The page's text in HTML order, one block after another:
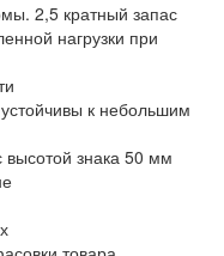
2,5 кратный запас
нагрузки при
к небольшим
знака 50 мм